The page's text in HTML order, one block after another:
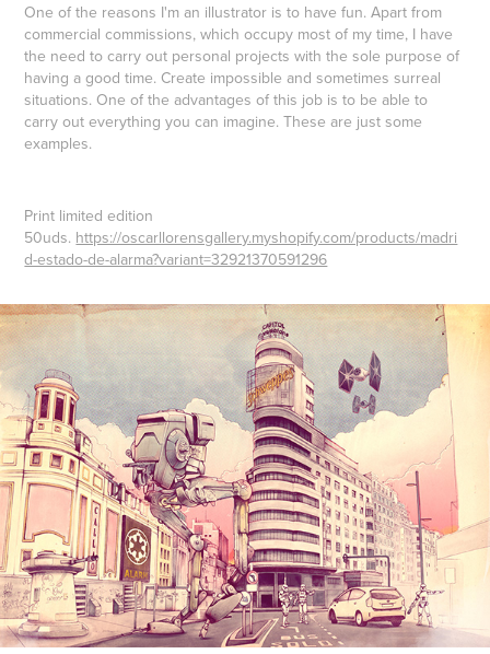
One of the reasons I'm an illustrator is to have fun. Apart from
commercial commissions, which occupy most of my time, I have
the need to carry out personal projects with the sole purpose of
having a good time. Create impossible and sometimes surreal
situations. One of the advantages of this job is to be able to
carry out everything you can imagine. These are just some
examples.
Print limited edition
50uds. https://oscarllorensgallery.myshopify.com/products/madri
d-estado-de-alarma?variant=32921370591296